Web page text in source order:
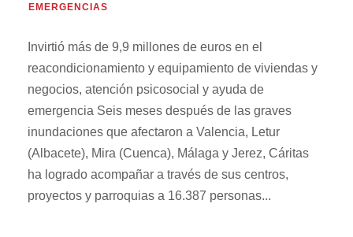
EMERGENCIAS
Invirtió más de 9,9 millones de euros en el
reacondicionamiento y equipamiento de viviendas y
negocios, atención psicosocial y ayuda de
emergencia Seis meses después de las graves
inundaciones que afectaron a Valencia, Letur
(Albacete), Mira (Cuenca), Málaga y Jerez, Cáritas
ha logrado acompañar a través de sus centros,
proyectos y parroquias a 16.387 personas...